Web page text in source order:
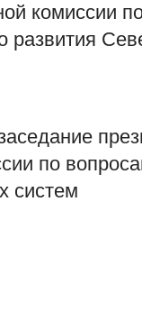
комиссии
развития
по
систем